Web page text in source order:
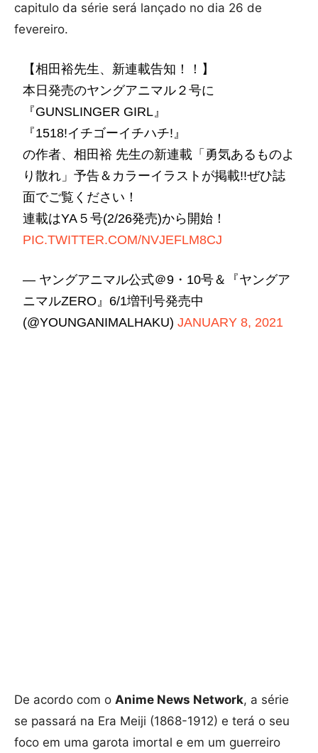
capitulo da série será lançado no dia 26 de
fevereiro.
【相田裕先生、新連載告知！！】
本日発売のヤングアニマル２号に
『GUNSLINGER GIRL』
『1518!イチゴーイチハチ!』
の作者、相田裕 先生の新連載「勇気あるものよ
り散れ」予告＆カラーイラストが掲載!!ぜひ誌
面でご覧ください！
連載はYA５号(2/26発売)から開始！
PIC.TWITTER.COM/NVJEFLM8CJ
— ヤングアニマル公式＠9・10号＆『ヤングア
ニマルZERO』6/1増刊号発売中
(@YOUNGANIMALHAKU)JANUARY 8, 2021
De acordo com o Anime News Network, a série
se passará na Era Meiji (1868-1912) e terá o seu
foco em uma garota imortal e em um guerreiro